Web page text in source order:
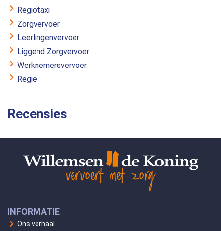
Regiotaxi
Zorgvervoer
Leerlingenvervoer
Liggend Zorgvervoer
Werknemersvervoer
Regie
Recensies
INFORMATIE
Ons verhaal